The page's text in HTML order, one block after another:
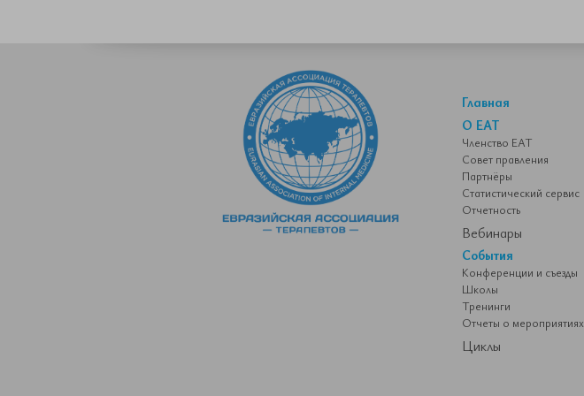
Главная
О ЕАТ
Членство ЕАТ
Совет правления
Партнёры
Статистический сервис
Отчетность
Вебинары
События
Конференции и съезды
Школы
Тренинги
Отчеты о мероприятиях
Циклы